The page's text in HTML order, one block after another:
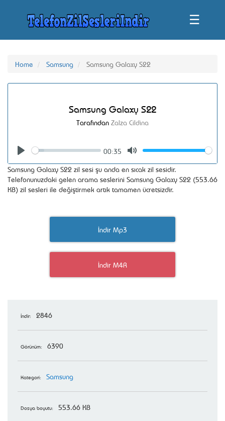
☰
Home Samsung Samsung Galaxy S22
Samsung Galaxy S22
Tarafından Zalza Cildina
Seek
00:35
Volume
Samsung Galaxy S22 zil sesi şu anda en sıcak zil sesidir.
Telefonunuzdaki gelen arama seslerini Samsung Galaxy S22 (553.66
KB) zil sesleri ile değiştirmek artık tamamen ücretsizdir.
İndir Mp3
İndir M4R
İndir: 2846
Görünüm: 6390
Kategori: Samsung
Dosya boyutu: 553.66 KB